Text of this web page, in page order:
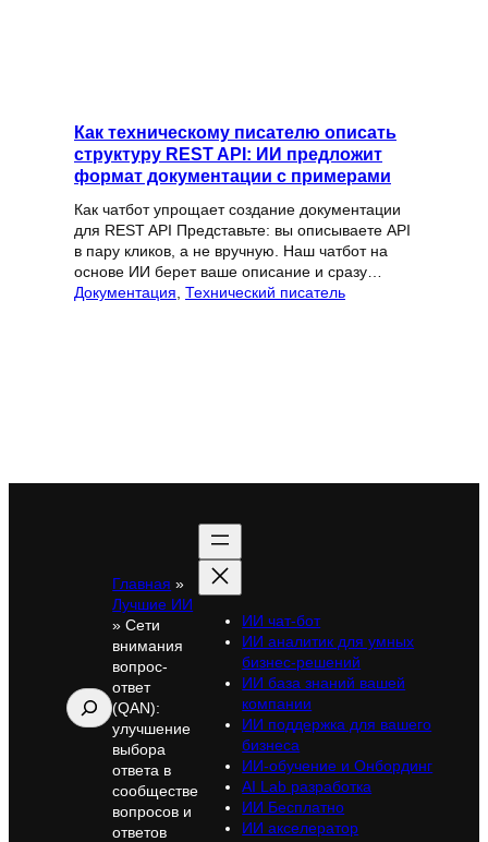
Как техническому писателю описать
структуру REST API: ИИ предложит
формат документации с примерами
Как чатбот упрощает создание документации
для REST API Представьте: вы описываете API
в пару кликов, а не вручную. Наш чатбот на
основе ИИ берет ваше описание и сразу…
Документация Технический писатель
Поиск
Главная »
Лучшие ИИ
» Сети
внимания
вопрос-
ответ
(QAN):
улучшение
выбора
ответа в
сообществе
вопросов и
ответов
ИИ чат-бот
ИИ аналитик для умных
бизнес-решений
ИИ база знаний вашей
компании
ИИ поддержка для вашего
бизнеса
ИИ-обучение и Онбординг
AI Lab разработка
ИИ Бесплатно
ИИ акселератор